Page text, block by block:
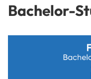
Bachelor-